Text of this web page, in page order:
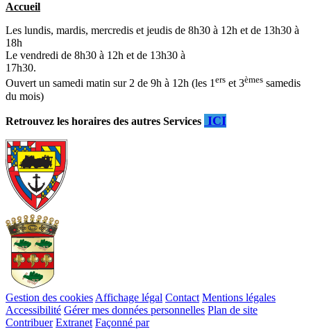
Accueil
Les lundis, mardis, mercredis et jeudis de 8h30 à 12h et de 13h30 à
18h
Le vendredi de 8h30 à 12h et de 13h30 à
17h30.
Ouvert un samedi matin sur 2 de 9h à 12h (les 1ers et 3èmes samedis
du mois)
Retrouvez les horaires des autres Services ICI
Gestion des cookies Affichage légal Contact Mentions légales
Accessibilité Gérer mes données personnelles Plan de site
Contribuer Extranet Façonné par